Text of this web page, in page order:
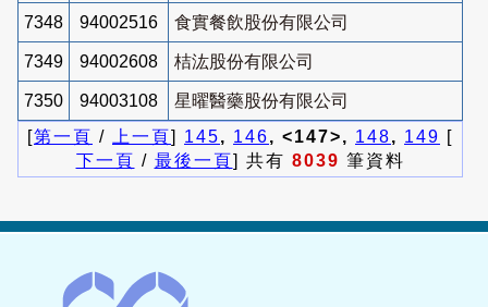
7348 94002516 食實餐飲股份有限公司
7349 94002608 桔汯股份有限公司
7350 94003108
星曜醫藥股份有限公司
[第一頁 / 上一頁] 145, 146, <147>, 148, 149 [
下一頁 / 最後一頁] 共有 8039 筆資料